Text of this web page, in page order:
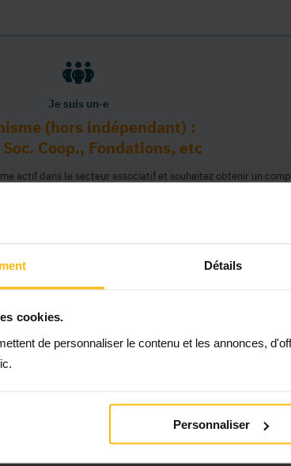
Détails
cookies.
de personnaliser le contenu et les annonces,
Personnaliser
Je suis un·e
(hors indépendant) :
Soc. Coop., Fondations, etc
actif dans le secteur associatif et souhaitez obtenir un
sur la plateforme MonASBL au nom de votre organisme.
compte lié à ce compte professionnel et ainsi représenter
ci, accéder à tout le contenu de la plateforme MonASBL
deux étapes : 1/ identifiaction de l'organisme (munissez-
création de votre compte individuel professionnel
Continuer
qu’organisme ?